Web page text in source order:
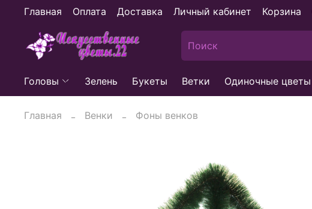
Главная Оплата Доставка Личный кабинет Корзина
Головы Зелень Букеты Ветки Одиночные цветы
Главная Венки Фоны венков